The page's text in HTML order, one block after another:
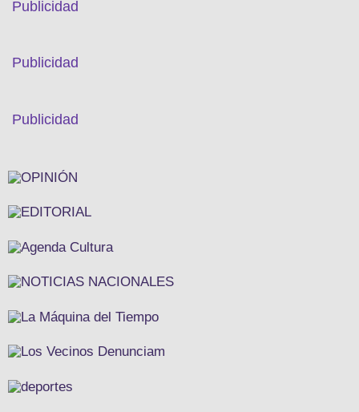
Publicidad
Publicidad
Publicidad